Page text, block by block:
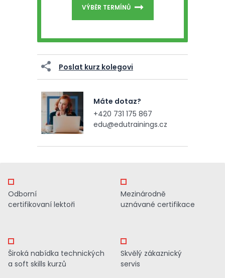
VÝBĚR TERMÍNŮ
Poslat kurz kolegovi
Máte dotaz?
+420 731 175 867
edu@edutrainings.cz
Odborní
certifikovaní lektoři
Mezinárodně
uznávané certifikace
Široká nabídka technických
a soft skills kurzů
Skvělý zákaznický
servis